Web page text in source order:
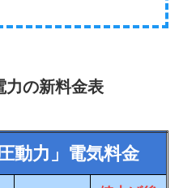
力の新料金表
動力」電気料金